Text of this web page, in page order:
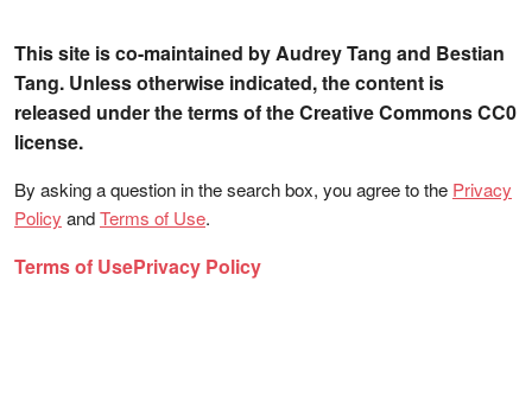
This site is co-maintained by Audrey Tang and Bestian
Tang. Unless otherwise indicated, the content is
released under the terms of the Creative Commons CC0
license.
By asking a question in the search box, you agree to the Privacy
Policy andTerms of Use.
Terms of UsePrivacy Policy